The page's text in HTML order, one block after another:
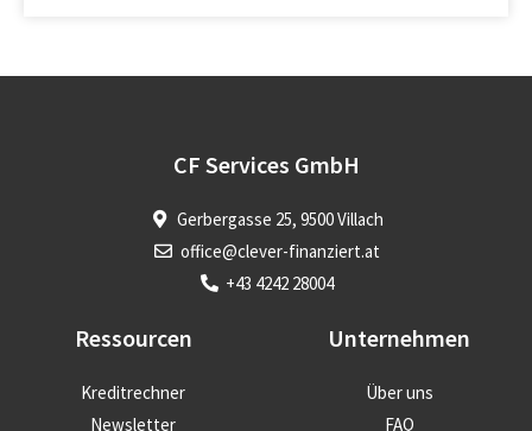
CF Services GmbH
Gerbergasse 25, 9500 Villach
office@clever-finanziert.at
+43 4242 28004
Ressourcen
Kreditrechner
Newsletter
Unternehmen
Über uns
FAQ